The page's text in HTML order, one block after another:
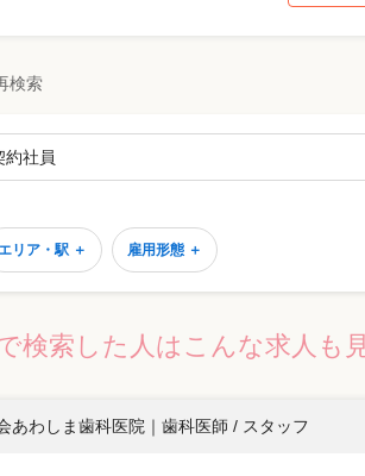
検索
約社員
エリア・駅 ＋ 雇用形態 ＋
検索した人はこんな求人も
あわしま歯科医院 ｜ 歯科医師 / スタッフ